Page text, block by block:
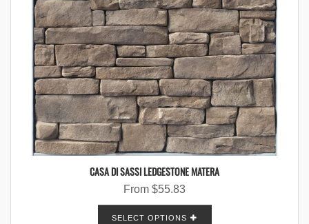
CASA DI SASSI LEDGESTONE MATERA
From $55.83
SELECT OPTIONS